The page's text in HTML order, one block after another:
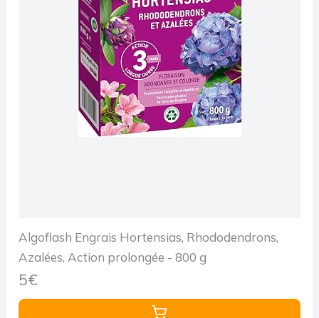
Algoflash Engrais Hortensias, Rhododendrons,
Azalées, Action prolongée - 800 g
5€